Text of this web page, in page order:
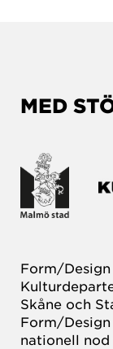
MED
Form/
Skåne och
Form/
nationell